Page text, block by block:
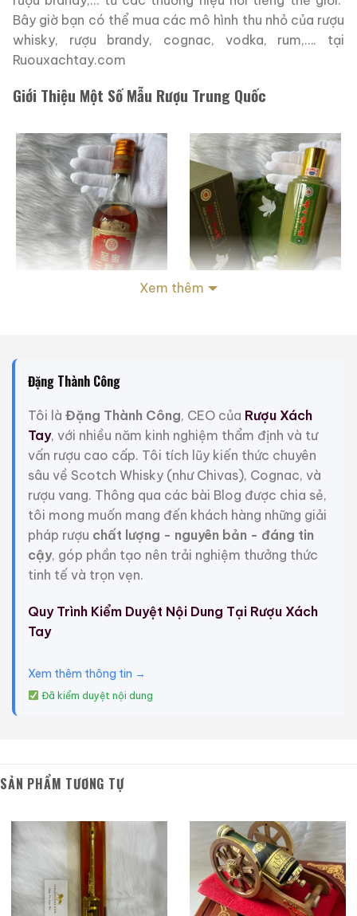
Bây giờ bạn có thể mua các mô hình thu nhỏ của rượu
whisky, rượu brandy, cognac, vodka, rum,…. tại
Ruouxachtay.com
Giới Thiệu Một Số Mẫu Rượu Trung Quốc
500ml / 40%
0,0 (0 đánh giá)
3.450.000₫
Zalo Hotline
0,0 (0 đánh giá)
19.280.000₫
Zalo Hotline
Giới Thiệu Một Số Mẫu Rượu Whisky
Macallan 18 Sherry
Oak 1997
0,0 (0 đánh giá)
28.680.000
Zalo
0,0 (0 đánh giá)
28.880.000₫
Zalo Hotline
Xem thêm
Đặng Thành Công
Tôi là Đặng Thành Công, CEO của Rượu Xách
Tay, với nhiều năm kinh nghiệm thẩm định và tư
vấn rượu cao cấp. Tôi tích lũy kiến thức chuyên
sâu về Scotch Whisky (như Chivas), Cognac, và
rượu vang. Thông qua các bài Blog được chia sẻ,
tôi mong muốn mang đến khách hàng những giải
pháp rượu chất lượng - nguyên bản - đáng tin
cậy, góp phần tạo nên trải nghiệm thưởng thức
tinh tế và trọn vẹn.
Quy Trình Kiểm Duyệt Nội Dung Tại Rượu Xách
Tay
Xem thêm thông tin →
Đã kiểm duyệt nội dung
SẢN PHẨM TƯƠNG TỰ